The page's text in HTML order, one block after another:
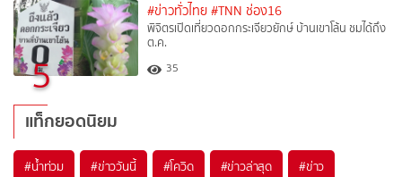
5
#ข่าวทั่วไทย #TNN ช่อง16
พิจิตรเปิดเที่ยวดอกกระเจียวยักษ์ บ้านเขาโล้น ชมได้ถึง
ต.ค.
35
แท็กยอดนิยม
#น้ำท่วม #ข่าววันนี้ #โควิด #ข่าวล่าสุด #ข่าว